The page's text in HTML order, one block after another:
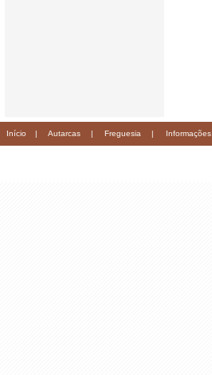
Início | Autarcas | Freguesia | Informações